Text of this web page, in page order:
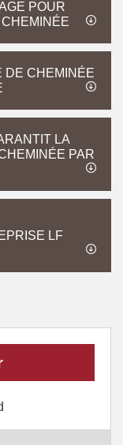
POUR
DE CHEMINÉE
LA
PAR
LF